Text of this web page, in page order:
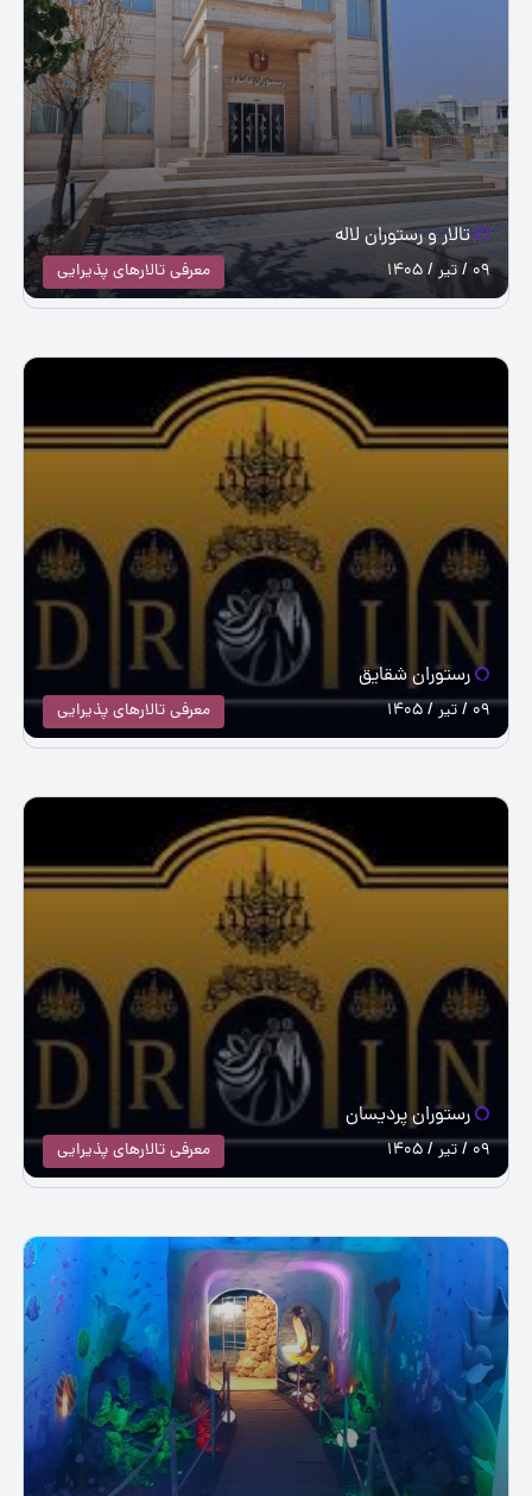
تالار و رستوران لاله
معرفی تالارهای پذیرایی 09 / تیر / 1405
رستوران شقایق
معرفی تالارهای پذیرایی 09 / تیر / 1405
رستوران پردیسان
معرفی تالارهای پذیرایی 09 / تیر / 1405